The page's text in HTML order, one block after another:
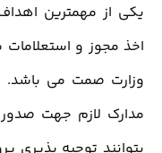
یکی از مهمترین
اخذ مجوز و استعلامات
وزارت صمت می باشد.
مدارک لازم جهت